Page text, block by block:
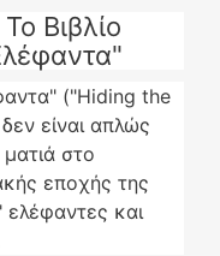
Βιβλίο
("Hiding the
είναι απλώς
ματιά στο
εποχής της
ελέφαντες και